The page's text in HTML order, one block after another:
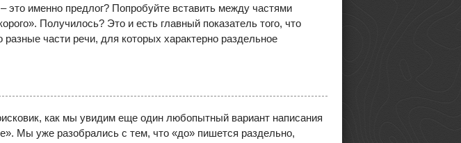
это именно предлог? Попробуйте вставить между частями
Получилось? Это и есть главный показатель того, что
части речи, для которых характерно раздельное
как мы увидим еще один любопытный вариант написания
Мы уже разобрались с тем, что «до» пишется раздельно,